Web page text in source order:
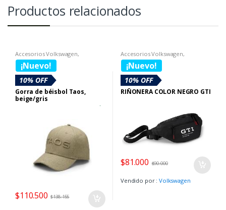
Productos relacionados
Accesorios Volkswagen,
Boutique Volkswagen
VW,SECCION BOUTIQUE DIA DE
LA MUJER
10% OFF
¡Nuevo!
Gorra de béisbol Taos,
beige/gris
$110.500 $138.155
Accesorios Volkswagen,
Boutique Volkswagen
10% OFF
¡Nuevo!
RIÑONERA COLOR NEGRO GTI
$81.000 $90.000
Vendido por :Volkswagen